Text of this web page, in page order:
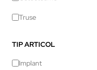
Truse
TIP ARTICOL
Implant